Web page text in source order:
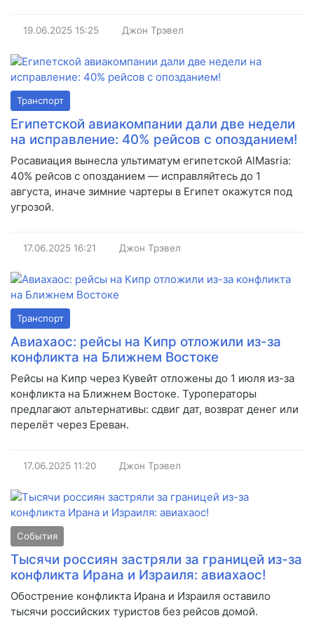
19.06.2025 15:25 Джон Трэвел
Транспорт
Египетской авиакомпании дали две недели
на исправление: 40% рейсов с опозданием!
Росавиация вынесла ультиматум египетской AlMasria:
40% рейсов с опозданием — исправляйтесь до 1
августа, иначе зимние чартеры в Египет окажутся под
угрозой.
17.06.2025 16:21 Джон Трэвел
Транспорт
Авиахаос: рейсы на Кипр отложили из-за
конфликта на Ближнем Востоке
Рейсы на Кипр через Кувейт отложены до 1 июля из-за
конфликта на Ближнем Востоке. Туроператоры
предлагают альтернативы: сдвиг дат, возврат денег или
перелёт через Ереван.
17.06.2025 11:20 Джон Трэвел
События
Тысячи россиян застряли за границей из-за
конфликта Ирана и Израиля: авиахаос!
Обострение конфликта Ирана и Израиля оставило
тысячи российских туристов без рейсов домой.